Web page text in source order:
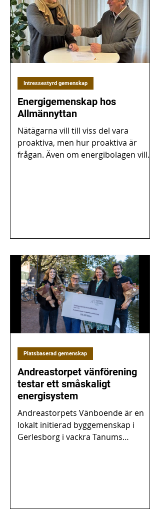
Energigemenskap hos
Allmännyttan
Nätägarna vill till viss del vara
proaktiva, men hur proaktiva är
frågan. Även om energibolagen vill
Intressestyrd gemenskap
Andreastorpet vänförening
testar ett småskaligt
energisystem
Andreastorpets Vänboende är en
lokalt initierad byggemenskap i
Gerlesborg i vackra Tanums
Platsbaserad gemenskap